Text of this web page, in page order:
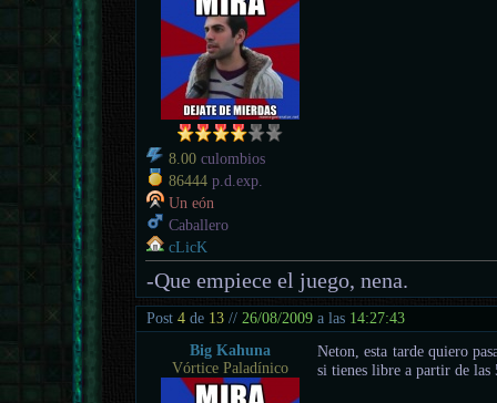
8.00 culombios
86444 p.d.exp.
Un eón
Caballero
cLicK
-Que empiece el juego, nena.
Post4 de 13 // 26/08/2009 a las 14:27:43
Big Kahuna
Vórtice Paladínico
Neton, esta tarde quiero
si tienes libre a partir de